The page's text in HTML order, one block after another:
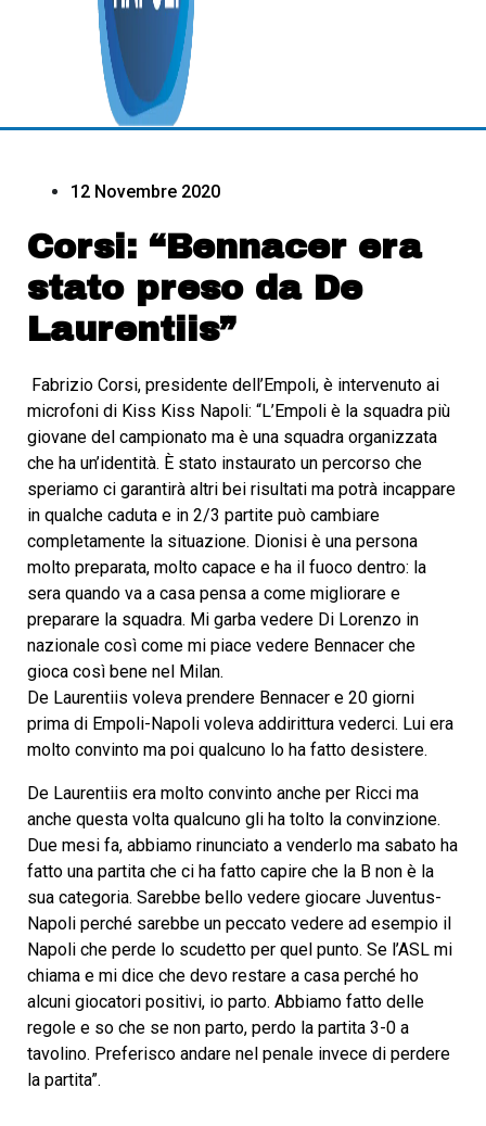
12 Novembre 2020
Corsi: “Bennacer era
stato preso da De
Laurentiis”
Fabrizio Corsi, presidente dell’Empoli, è intervenuto ai
microfoni di Kiss Kiss Napoli: “L’Empoli è la squadra più
giovane del campionato ma è una squadra organizzata
che ha un’identità. È stato instaurato un percorso che
speriamo ci garantirà altri bei risultati ma potrà incappare
in qualche caduta e in 2/3 partite può cambiare
completamente la situazione. Dionisi è una persona
molto preparata, molto capace e ha il fuoco dentro: la
sera quando va a casa pensa a come migliorare e
preparare la squadra. Mi garba vedere Di Lorenzo in
nazionale così come mi piace vedere Bennacer che
gioca così bene nel Milan.
De Laurentiis voleva prendere Bennacer e 20 giorni
prima di Empoli-Napoli voleva addirittura vederci. Lui era
molto convinto ma poi qualcuno lo ha fatto desistere.
De Laurentiis era molto convinto anche per Ricci ma
anche questa volta qualcuno gli ha tolto la convinzione.
Due mesi fa, abbiamo rinunciato a venderlo ma sabato ha
fatto una partita che ci ha fatto capire che la B non è la
sua categoria. Sarebbe bello vedere giocare Juventus-
Napoli perché sarebbe un peccato vedere ad esempio il
Napoli che perde lo scudetto per quel punto. Se l’ASL mi
chiama e mi dice che devo restare a casa perché ho
alcuni giocatori positivi, io parto. Abbiamo fatto delle
regole e so che se non parto, perdo la partita 3-0 a
tavolino. Preferisco andare nel penale invece di perdere
la partita”.